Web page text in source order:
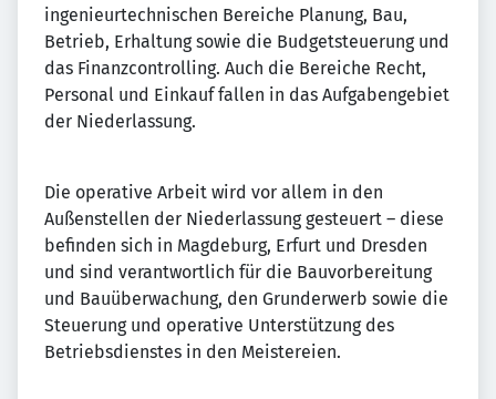
ingenieurtechnischen Bereiche Planung, Bau,
Betrieb, Erhaltung sowie die Budgetsteuerung und
das Finanzcontrolling. Auch die Bereiche Recht,
Personal und Einkauf fallen in das Aufgabengebiet
der Niederlassung.
Die operative Arbeit wird vor allem in den
Außenstellen der Niederlassung gesteuert – diese
befinden sich in Magdeburg, Erfurt und Dresden
und sind verantwortlich für die Bauvorbereitung
und Bauüberwachung, den Grunderwerb sowie die
Steuerung und operative Unterstützung des
Betriebsdienstes in den Meistereien.